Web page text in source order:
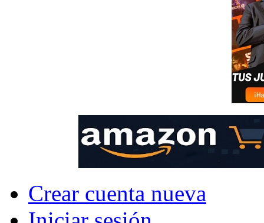
Crear cuenta nueva